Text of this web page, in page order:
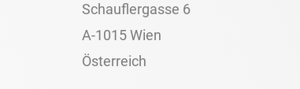
Schauflergasse 6
A-1015 Wien
Österreich